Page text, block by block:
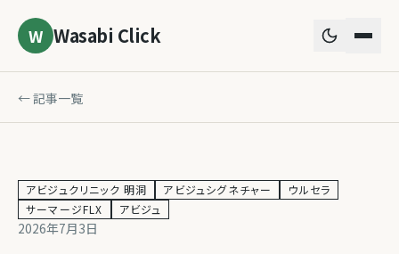
W Wasabi Click
← 記事一覧
アビジュクリニック 明洞 アビジュシグネチャー
ウルセラ
サーマージFLX
アビジュ
2026年7月3日